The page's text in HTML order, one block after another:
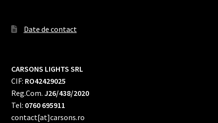
Date de contact
CARSONS LIGHTS SRL
CIF: RO42429025
Reg.Com. J26/438/2020
Tel: 0760 695911
contact[at]carsons.ro